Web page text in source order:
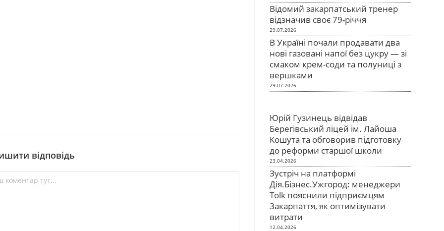
відповідь
Відомий закарпатський тренер
відзначив своє 79-річчя
29.07.2026
В Україні почали продавати два
нові газовані напої без цукру — зі
смаком крем-соди та полуниці з
вершками
29.07.2026
Юрій Гузинець відвідав
Берегівський ліцей ім. Лайоша
Кошута та обговорив підготовку
до реформи старшої школи
23.04.2026
Зустріч на платформі
Дія.Бізнес.Ужгород: менеджери
Tolk пояснили підприємцям
Закарпаття, як оптимізувати
витрати
12.04.2026